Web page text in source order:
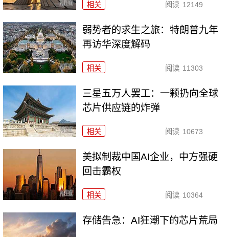
相关 阅读 12149
弱势者的求生之旅：特朗普九年
再访华深度解码
相关 阅读 11303
三星五万人罢工：一颗扔向全球
芯片供应链的炸弹
相关 阅读 10673
美拟制裁中国AI企业，中方强硬
回击霸权
相关 阅读 10364
存储告急：AI狂潮下的芯片荒局